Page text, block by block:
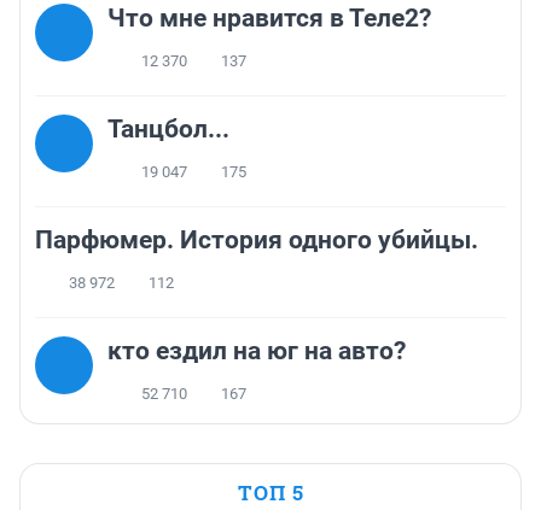
Что мне нравится в Теле2?
12 370 137
Танцбол...
19 047 175
Парфюмер. История одного убийцы.
38 972 112
кто ездил на юг на авто?
52 710 167
ТОП 5